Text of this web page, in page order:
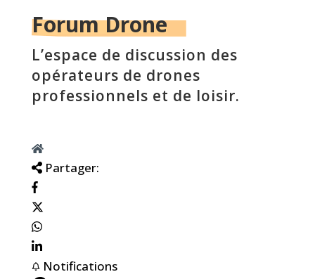
Forum Drone
L’espace de discussion des
opérateurs de drones
professionnels et de loisir.
Partager:
Notifications